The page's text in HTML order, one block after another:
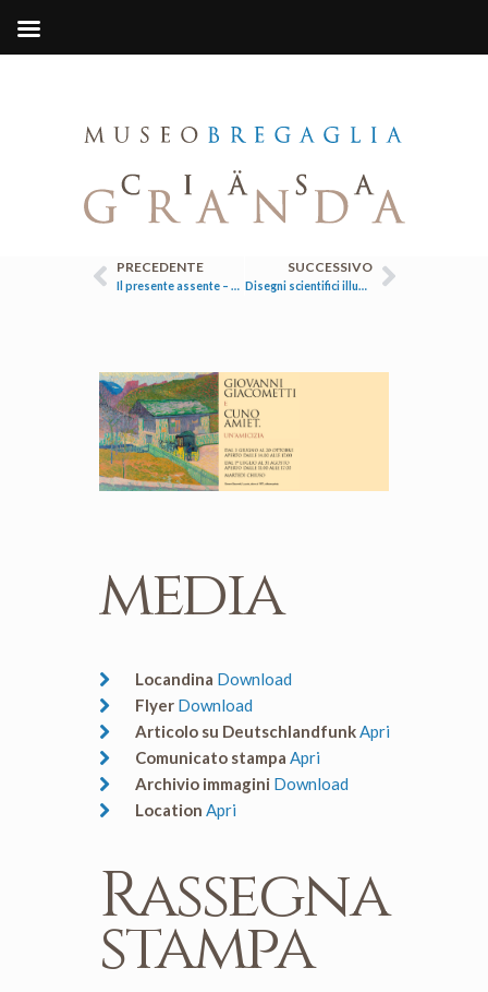
PRECEDENTE
Il presente assente – Marguerite Hersberger
SUCCESSIVO
Disegni scientifici illustrazioni scientifiche
media
Locandina Download
Flyer Download
Articolo su DeutschlandfunkApri
Comunicato stampaApri
Archivio immagini Download
Location Apri
Rassegna
stampa